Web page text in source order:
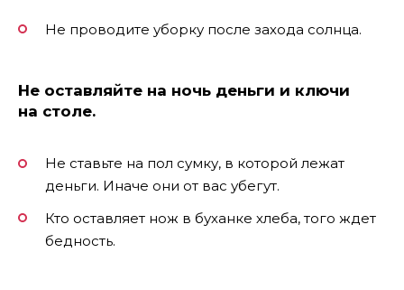
Не проводите уборку после захода солнца.
Не оставляйте на ночь деньги и ключи
на столе.
Не ставьте на пол сумку, в которой лежат
деньги. Иначе они от вас убегут.
Кто оставляет нож в буханке хлеба, того ждет
бедность.